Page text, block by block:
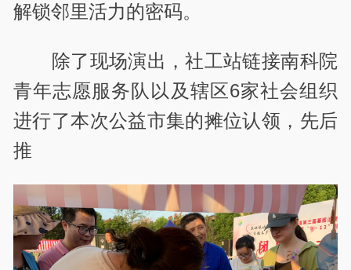
解锁邻里活力的密码。
除了现场演出，社工站链接南科院
青年志愿服务队以及辖区6家社会组织
进行了本次公益市集的摊位认领，先后
推